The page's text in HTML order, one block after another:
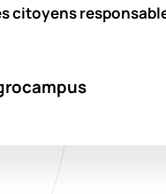
citoyens